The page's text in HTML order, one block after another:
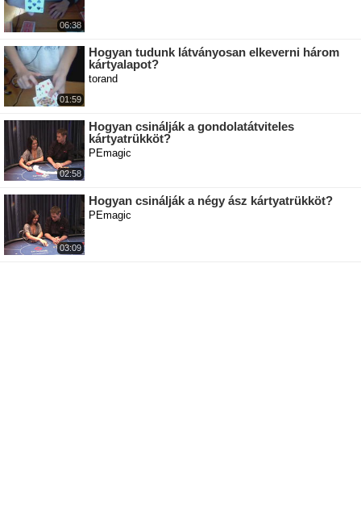
06:38
01:59
Hogyan tudunk látványosan elkeverni három
kártyalapot?
torand
02:58
Hogyan csinálják a gondolatátviteles
kártyatrükköt?
PEmagic
03:09
Hogyan csinálják a négy ász kártyatrükköt?
PEmagic